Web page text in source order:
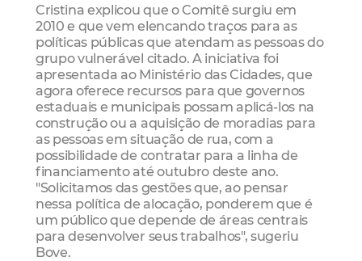
Cristina explicou que o Comitê surgiu em
2010 e que vem elencando traços para as
políticas públicas que atendam as pessoas do
grupo vulnerável citado. A iniciativa foi
apresentada ao Ministério das Cidades, que
agora oferece recursos para que governos
estaduais e municipais possam aplicá-los na
construção ou a aquisição de moradias para
as pessoas em situação de rua, com a
possibilidade de contratar para a linha de
financiamento até outubro deste ano.
"Solicitamos das gestões que, ao pensar
nessa política de alocação, ponderem que é
um público que depende de áreas centrais
para desenvolver seus trabalhos", sugeriu
Bove.